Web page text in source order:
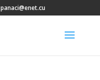
panaci@enet.cu